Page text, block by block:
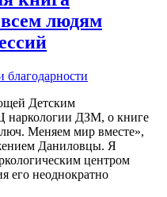
людям
Детским
наркологии ДЗМ, о книге
Меняем мир вместе»,
Даниловцы. Я
центром
его неоднократно